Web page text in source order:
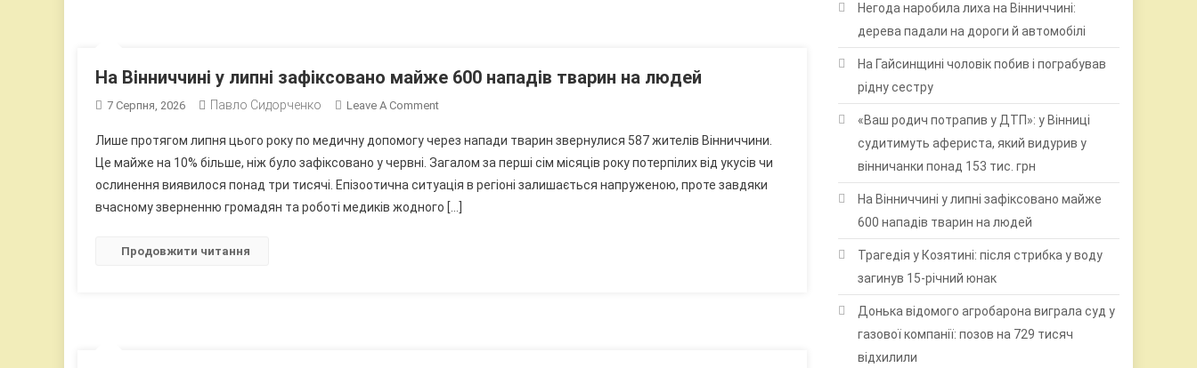
Що
Не
На Вінниччині у липні зафіксовано майже 600 нападів тварин на людей
7 Серпня, 2026 Павло Сидорченко Leave A CommentOn
Вінниччині
У
Липні
Зафіксовано
Лише протягом липня цього року по медичну допомогу через напади тварин звернулися 587 жителів Вінниччини.
Це майже на 10% більше, ніж було зафіксовано у червні. Загалом за перші сім місяців року потерпілих від укусів чи
ослинення виявилося понад три тисячі. Епізоотична ситуація в регіоні залишається напруженою, проте завдяки
вчасному зверненню громадян та роботі медиків жодного […]
Продовжити читання
Негода наробила лиха на Вінниччині:
дерева падали на дороги й автомобілі
На Гайсинщині чоловік побив і пограбував
рідну сестру
«Ваш родич потрапив у ДТП»: у Вінниці
судитимуть афериста, який видурив у
вінничанки понад 153 тис. грн
На Вінниччині у липні зафіксовано майже
600 нападів тварин на людей
Трагедія у Козятині: після стрибка у воду
загинув 15-річний юнак
Донька відомого агробарона виграла суд у
газової компанії: позов на 729 тисяч
відхилили